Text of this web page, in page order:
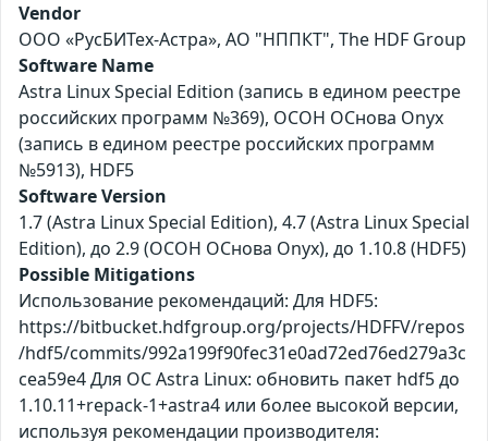
Vendor
ООО «РусБИТех-Астра», АО "НППКТ", The HDF Group
Software Name
Astra Linux Special Edition (запись в едином реестре
российских программ №369), ОСОН ОСнова Оnyx
(запись в едином реестре российских программ
№5913), HDF5
Software Version
1.7 (Astra Linux Special Edition), 4.7 (Astra Linux Special
Edition), до 2.9 (ОСОН ОСнова Оnyx), до 1.10.8 (HDF5)
Possible Mitigations
Использование рекомендаций: Для HDF5:
https://bitbucket.hdfgroup.org/projects/HDFFV/repos
/hdf5/commits/992a199f90fec31e0ad72ed76ed279a3c
cea59e4 Для ОС Astra Linux: обновить пакет hdf5 до
1.10.11+repack-1+astra4 или более высокой версии,
используя рекомендации производителя: